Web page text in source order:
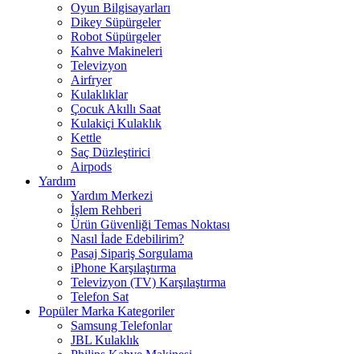
Oyun Bilgisayarları
Dikey Süpürgeler
Robot Süpürgeler
Kahve Makineleri
Televizyon
Airfryer
Kulaklıklar
Çocuk Akıllı Saat
Kulakiçi Kulaklık
Kettle
Saç Düzleştirici
Airpods
Yardım
Yardım Merkezi
İşlem Rehberi
Ürün Güvenliği Temas Noktası
Nasıl İade Edebilirim?
Pasaj Sipariş Sorgulama
iPhone Karşılaştırma
Televizyon (TV) Karşılaştırma
Telefon Sat
Popüler Marka Kategoriler
Samsung Telefonlar
JBL Kulaklık